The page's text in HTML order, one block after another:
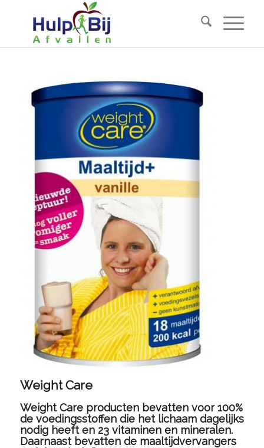
Weight Care
Weight Care producten bevatten voor 100%
de voedingsstoffen die het lichaam dagelijks
nodig heeft en 23 vitaminen en mineralen.
Daarnaast bevatten de maaltijdvervangers